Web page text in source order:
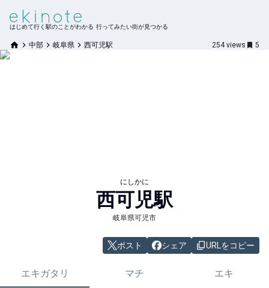
はじめて行く駅のことがわかる 行ってみたい街が見つかる
中部 岐阜県 西可児駅 254 views 5
にしかに
西可児駅
岐阜県可児市
ポスト シェア URLをコピー
エキガタリ マチ エキ